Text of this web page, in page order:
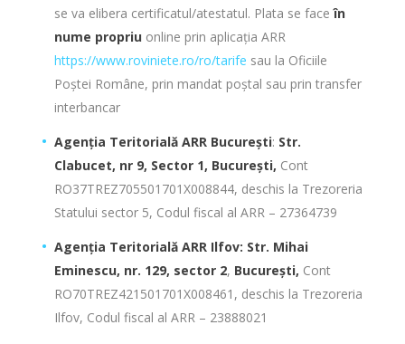
se va elibera certificatul/atestatul. Plata se faceîn
nume propriu online prin aplicația ARR
https://www.roviniete.ro/ro/tarife sau la Oficiile
Poștei Române, prin mandat poştal sau prin transfer
interbancar
Agenția Teritorială ARR București: Str.
Clabucet, nr 9, Sector 1, București, Cont
RO37TREZ705501701X008844, deschis la Trezoreria
Statului sector 5, Codul fiscal al ARR – 27364739
Agenția Teritorială ARR Ilfov: Str. Mihai
Eminescu, nr. 129, sector 2, București, Cont
RO70TREZ421501701X008461, deschis la Trezoreria
Ilfov, Codul fiscal al ARR – 23888021